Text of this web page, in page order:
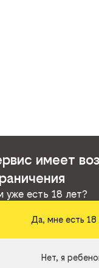
имеет
уже есть 18 лет?
Да, мне есть 18
Нет, я